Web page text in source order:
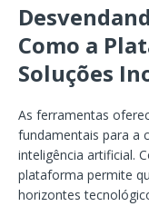
Como a
Soluções
As ferramentas
fundamentais para a
inteligência artificial.
plataforma permite
horizontes